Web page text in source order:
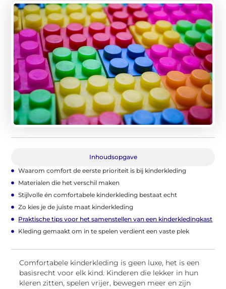
Inhoudsopgave
Waarom comfort de eerste prioriteit is bij kinderkleding
Materialen die het verschil maken
Stijlvolle én comfortabele kinderkleding bestaat echt
Zo kies je de juiste maat kinderkleding
Praktische tips voor het samenstellen van een kinderkledingkast
Kleding gemaakt om in te spelen verdient een vaste plek
Comfortabele kinderkleding is geen luxe, het is een
basisrecht voor elk kind. Kinderen die lekker in hun
kleren zitten, spelen vrijer, bewegen meer en zijn